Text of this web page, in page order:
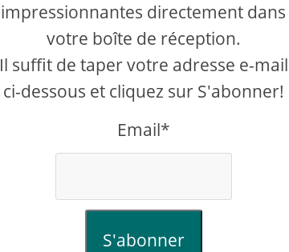
impressionnantes directement dans
votre boîte de réception.
Il suffit de taper votre adresse e-mail
ci-dessous et cliquez sur S'abonner!
Email*
S'abonner